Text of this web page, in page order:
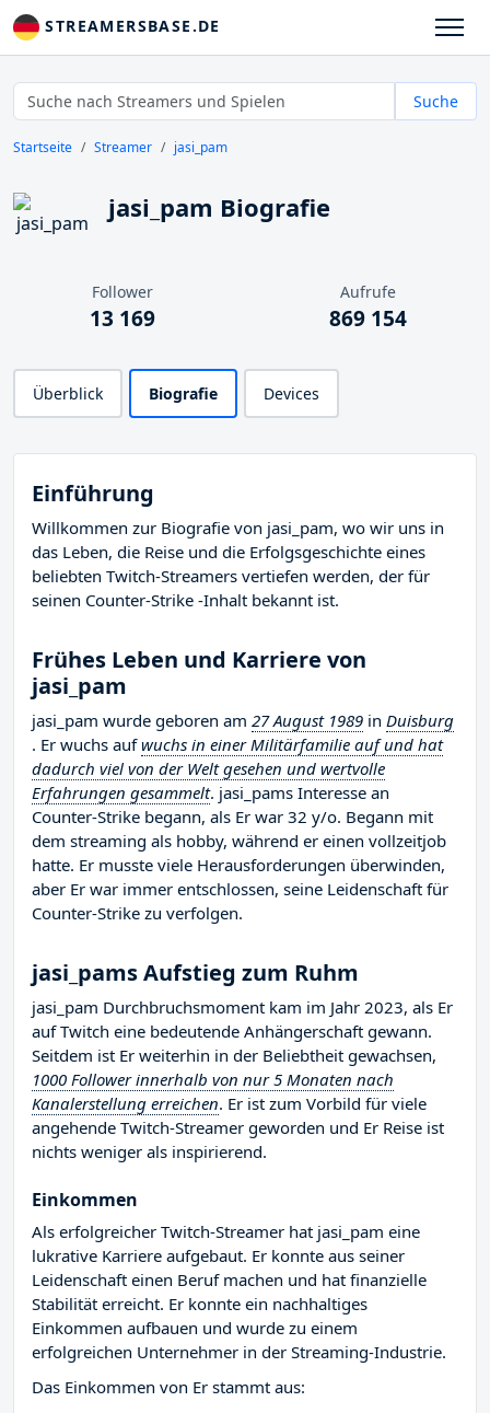
STREAMERSBASE.DE
Suche
Startseite Streamer jasi_pam
jasi_pam Biografie
Follower
13 169
Aufrufe
869 154
Überblick Biografie Devices
Einführung
Willkommen zur Biografie von jasi_pam, wo wir uns in
das Leben, die Reise und die Erfolgsgeschichte eines
beliebten Twitch-Streamers vertiefen werden, der für
seinen Counter-Strike -Inhalt bekannt ist.
Frühes Leben und Karriere von
jasi_pam
jasi_pam wurde geboren am 27 August 1989 in Duisburg
. Er wuchs aufwuchs in einer Militärfamilie auf und hat
dadurch viel von der Welt gesehen und wertvolle
Erfahrungen gesammelt. jasi_pams Interesse an
Counter-Strike begann, als Er war 32 y/o. Begann mit
dem streaming als hobby, während er einen vollzeitjob
hatte. Er musste viele Herausforderungen überwinden,
aber Er war immer entschlossen, seine Leidenschaft für
Counter-Strike zu verfolgen.
jasi_pams Aufstieg zum Ruhm
jasi_pam Durchbruchsmoment kam im Jahr 2023, als Er
auf Twitch eine bedeutende Anhängerschaft gewann.
Seitdem ist Er weiterhin in der Beliebtheit gewachsen,
1000 Follower innerhalb von nur 5 Monaten nach
Kanalerstellung erreichen. Er ist zum Vorbild für viele
angehende Twitch-Streamer geworden und Er Reise ist
nichts weniger als inspirierend.
Einkommen
Als erfolgreicher Twitch-Streamer hat jasi_pam eine
lukrative Karriere aufgebaut. Er konnte aus seiner
Leidenschaft einen Beruf machen und hat finanzielle
Stabilität erreicht. Er konnte ein nachhaltiges
Einkommen aufbauen und wurde zu einem
erfolgreichen Unternehmer in der Streaming-Industrie.
Das Einkommen von Er stammt aus: